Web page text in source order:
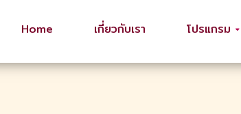
Home เกี่ยวกับเรา โปรแกรม